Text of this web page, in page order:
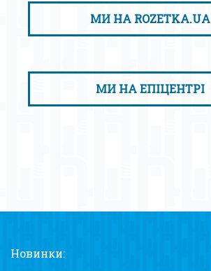
МИ НА ROZETKA.UA
МИ НА ЕПІЦЕНТРІ
Новинки: